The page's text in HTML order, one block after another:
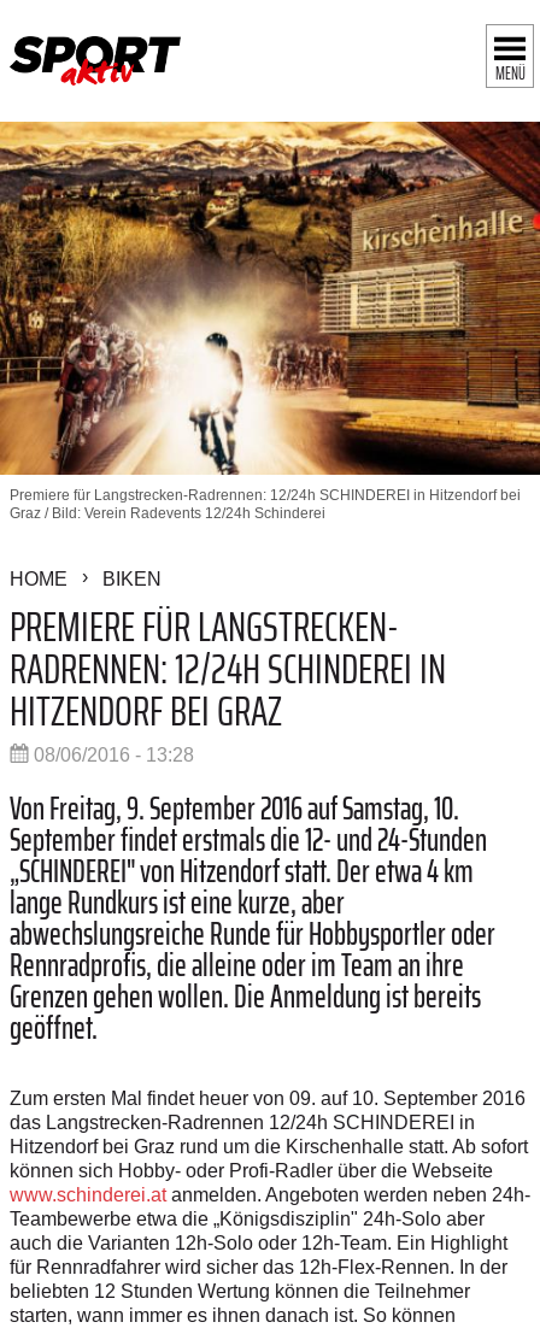
MENÜ
Premiere für Langstrecken-Radrennen: 12/24h SCHINDEREI in Hitzendorf bei
Graz / Bild: Verein Radevents 12/24h Schinderei
HOME BIKEN
PREMIERE FÜR LANGSTRECKEN-
RADRENNEN: 12/24H SCHINDEREI IN
HITZENDORF BEI GRAZ
08/06/2016 - 13:28
Von Freitag, 9. September 2016 auf Samstag, 10.
September findet erstmals die 12- und 24-Stunden
„SCHINDEREI" von Hitzendorf statt. Der etwa 4 km
lange Rundkurs ist eine kurze, aber
abwechslungsreiche Runde für Hobbysportler oder
Rennradprofis, die alleine oder im Team an ihre
Grenzen gehen wollen. Die Anmeldung ist bereits
geöffnet.
Zum ersten Mal findet heuer von 09. auf 10. September 2016
das Langstrecken-Radrennen 12/24h SCHINDEREI in
Hitzendorf bei Graz rund um die Kirschenhalle statt. Ab sofort
können sich Hobby- oder Profi-Radler über die Webseite
www.schinderei.atanmelden. Angeboten werden neben 24h-
Teambewerbe etwa die „Königsdisziplin" 24h-Solo aber
auch die Varianten 12h-Solo oder 12h-Team. Ein Highlight
für Rennradfahrer wird sicher das 12h-Flex-Rennen. In der
beliebten 12 Stunden Wertung können die Teilnehmer
starten, wann immer es ihnen danach ist. So können